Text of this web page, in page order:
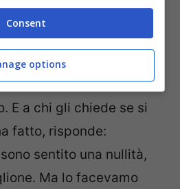
del ragazzino e
detto: “Pronto? Chi sei?
Proprio per questo i
tenendo quanto più in
E a chi gli chiede se si
fatto, risponde:
sentito una nullità,
Ma lo facevamo
Consent
options